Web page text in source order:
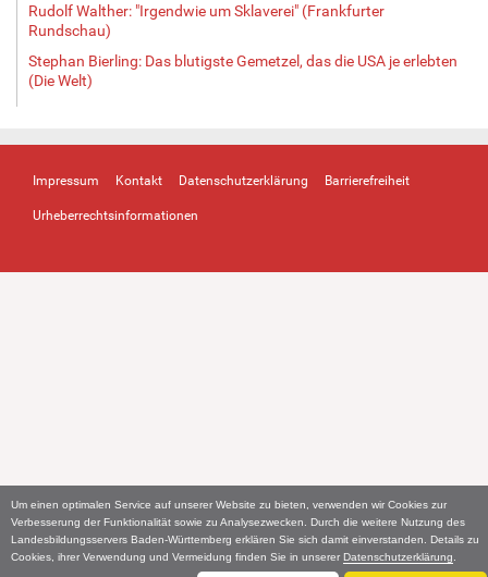
Um einen optimalen Service auf unserer Website zu bieten, verwenden wir Cookies zur
Verbesserung der Funktionalität sowie zu Analysezwecken. Durch die weitere Nutzung des
Landesbildungsservers Baden-Württemberg erklären Sie sich damit einverstanden. Details zu
Cookies, ihrer Verwendung und Vermeidung finden Sie in unserer Datenschutzerklärung
Rudolf Walther: "Irgendwie um Sklaverei" (Frankfurter
Rundschau)
Stephan Bierling: Das blutigste Gemetzel, das die USA je erlebten
(Die Welt)
Impressum Kontakt Datenschutzerklärung Barrierefreiheit
Urheberrechtsinformationen